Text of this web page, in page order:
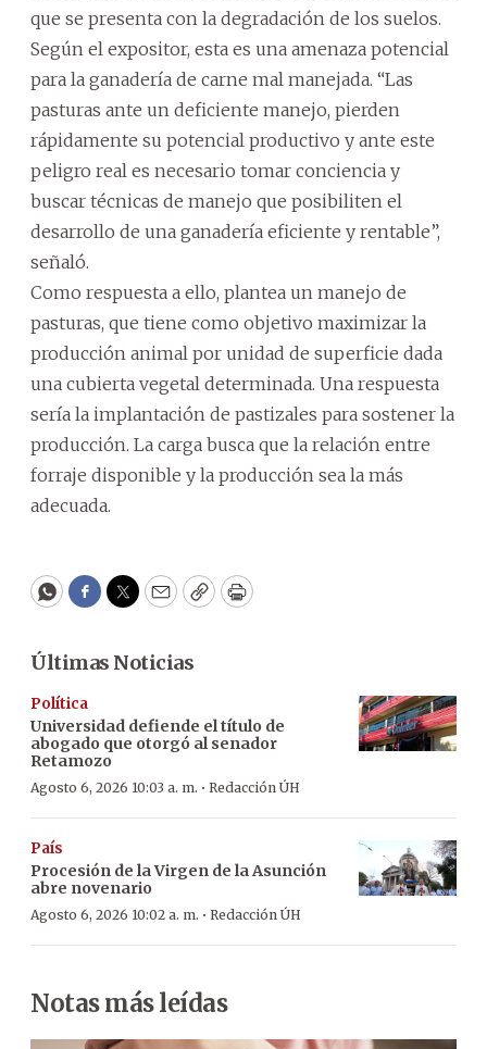
que se presenta con la degradación de los suelos.
Según el expositor, esta es una amenaza potencial
para la ganadería de carne mal manejada. “Las
pasturas ante un deficiente manejo, pierden
rápidamente su potencial productivo y ante este
peligro real es necesario tomar conciencia y
buscar técnicas de manejo que posibiliten el
desarrollo de una ganadería eficiente y rentable”,
señaló.
Como respuesta a ello, plantea un manejo de
pasturas, que tiene como objetivo maximizar la
producción animal por unidad de superficie dada
una cubierta vegetal determinada. Una respuesta
sería la implantación de pastizales para sostener la
producción. La carga busca que la relación entre
forraje disponible y la producción sea la más
adecuada.
WhatsApp
Facebook
Twitter
EmailCopyPrint
Últimas Noticias
Política
Universidad defiende el título de
abogado que otorgó al senador
Retamozo
Agosto 6, 2026 10:03 a. m. · Redacción ÚH
País
Procesión de la Virgen de la Asunción
abre novenario
Agosto 6, 2026 10:02 a. m. · Redacción ÚH
Notas más leídas